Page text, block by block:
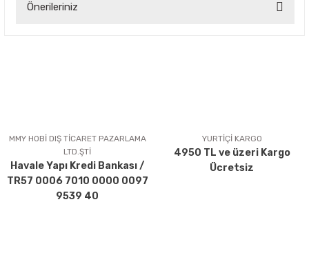
Önerileriniz
Ürün açıklamasında eksik bilgiler bulunuyor.
Ürün bilgilerinde hatalar bulunuyor.
Ürün fiyatı diğer sitelerden daha pahalı.
Bu ürüne benzer farklı alternatifler olmalı.
MMY HOBİ DIŞ TİCARET PAZARLAMA
LTD.ŞTİ
Havale Yapı Kredi Bankası /
TR57 0006 7010 0000 0097
9539 40
YURTİÇİ KARGO
4950 TL ve üzeri Kargo
Ücretsiz